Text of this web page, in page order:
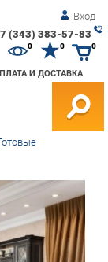
Вход
(343) 383-57-83
И ДОСТАВКА
0 0